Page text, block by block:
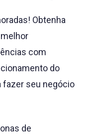
Obtenha
com
do
fazer seu negócio
de